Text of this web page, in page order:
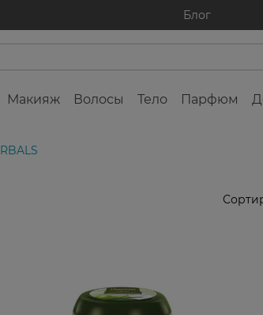
Блог
Макияж Волосы Тело Парфюм